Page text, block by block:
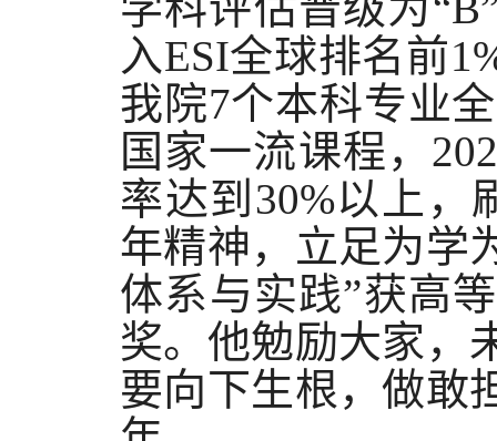
入ESI全球排名前
我院7个本科专业
国家一流课程，
率达到30%以上，
年精神，立足为学
体系与实践”获高
奖。他勉励大家，
要向下生根，做敢